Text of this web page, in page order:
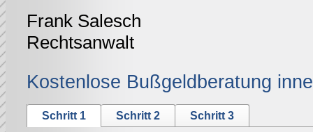
Frank Salesch
Rechtsanwalt
Kostenlose Bußgeldberatung
Schritt 1 Schritt 2 Schritt 3